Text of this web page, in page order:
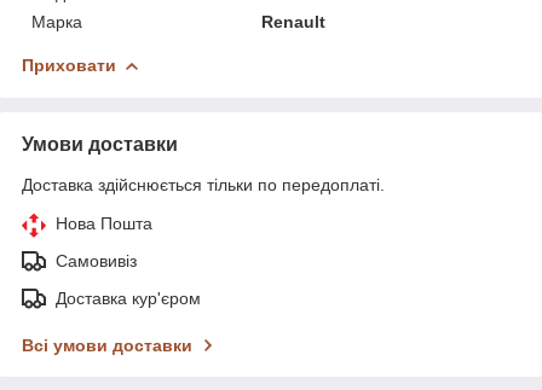
Марка
Renault
Приховати
Умови доставки
Доставка здійснюється тільки по передоплаті.
Нова Пошта
Самовивіз
Доставка кур'єром
Всі умови доставки